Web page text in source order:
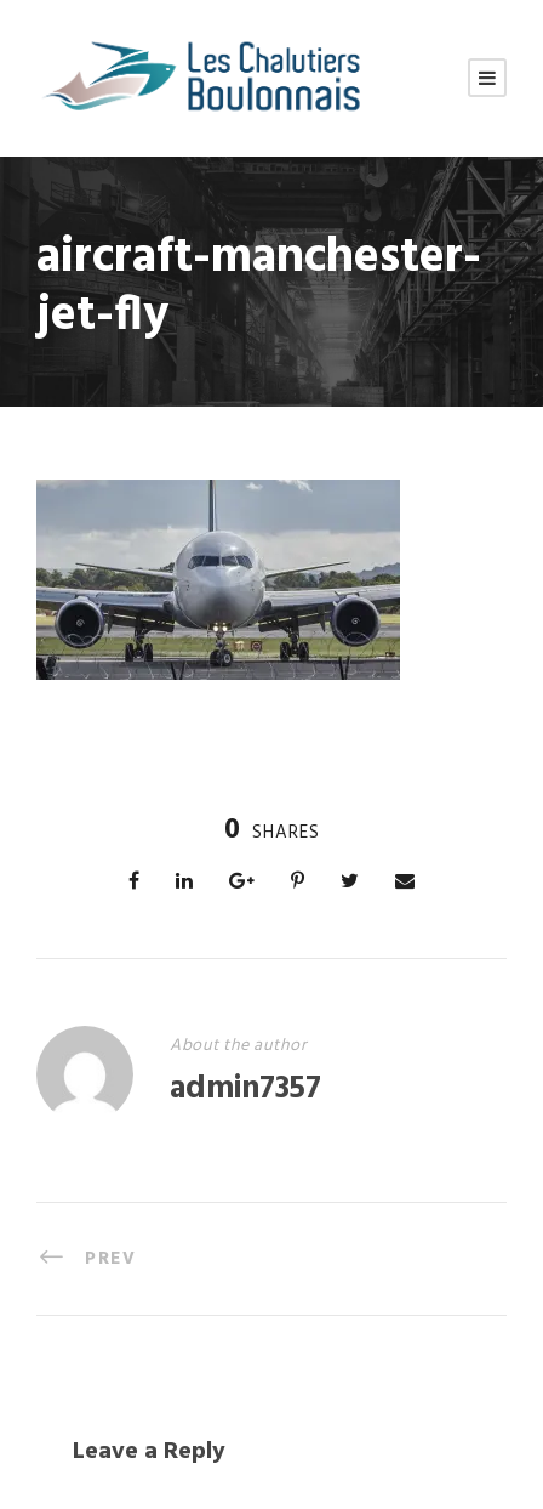
aircraft-manchester-
jet-fly
0 SHARES
About the author
admin7357
PREV
Leave a Reply